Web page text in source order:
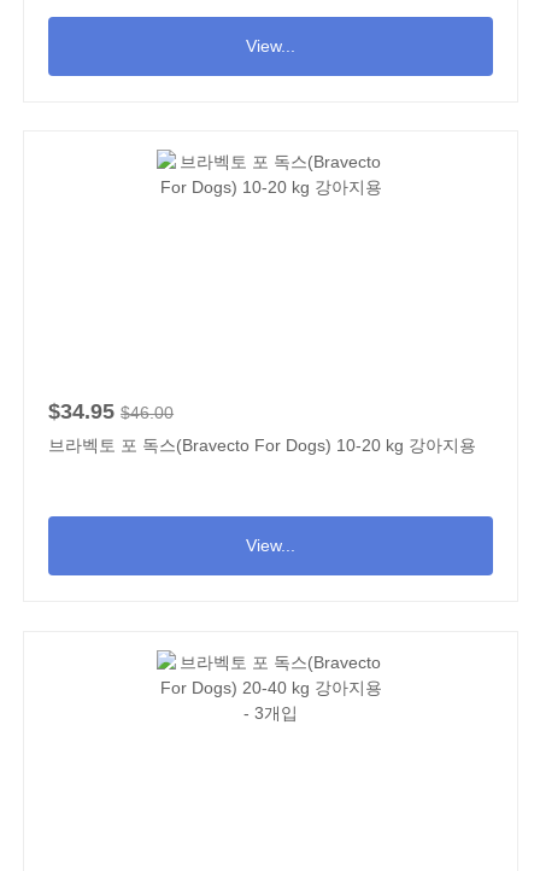
View...
$34.95 $46.00
브라벡토 포 독스(Bravecto For Dogs) 10-20 kg 강아지용
View...